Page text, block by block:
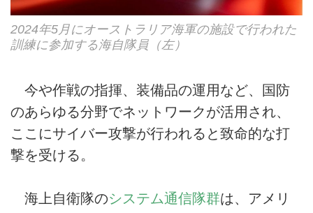
2024年5月にオーストラリア海軍の施設で行われた
訓練に参加する海自隊員（左）
今や作戦の指揮、装備品の運用など、国防
のあらゆる分野でネットワークが活用され、
ここにサイバー攻撃が行われると致命的な打
撃を受ける。
海上自衛隊のシステム通信隊群は、アメリ